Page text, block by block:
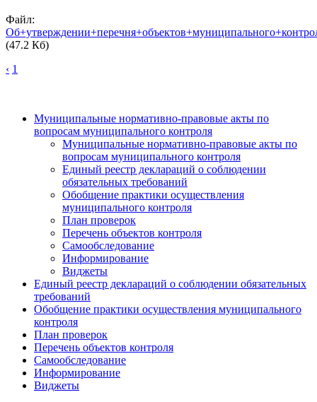
Файл:
(47.2 Кб)
‹ 1
Муниципальные нормативно-правовые акты по
вопросам муниципального контроля
Муниципальные нормативно-правовые акты по
вопросам муниципального контроля
Единый реестр деклараций о соблюдении
обязательных требований
Обобщение практики осуществления
муниципального контроля
План проверок
Перечень объектов контроля
Самообследование
Информирование
Виджеты
Единый реестр деклараций о соблюдении обязательных
требований
Обобщение практики осуществления муниципального
контроля
План проверок
Перечень объектов контроля
Самообследование
Информирование
Виджеты